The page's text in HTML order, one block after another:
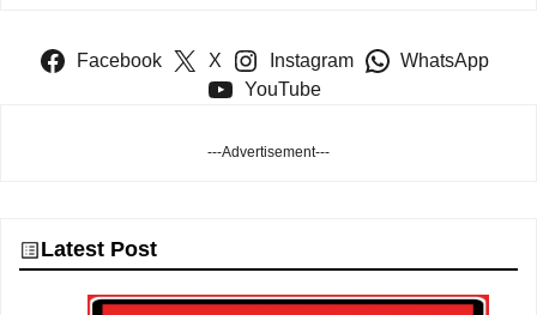
Facebook X Instagram
WhatsApp
YouTube
---Advertisement---
Latest Post